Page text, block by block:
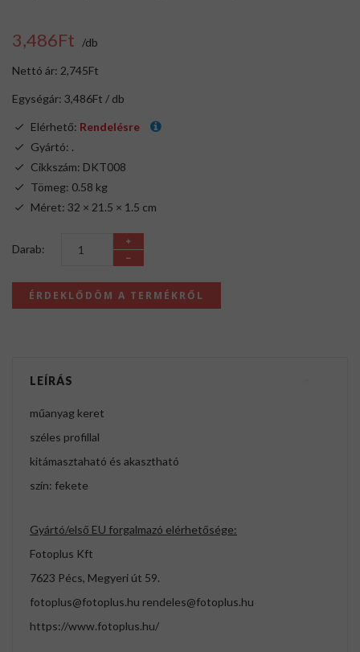
3,486Ft /db
Nettó ár: 2,745Ft
Egységár: 3,486Ft / db
Elérhető: Rendelésre
Gyártó: .
Cikkszám: DKT008
Tömeg: 0.58 kg
Méret: 32 × 21.5 × 1.5 cm
Darab:
ÉRDEKLŐDÖM A TERMÉKRŐL
LEÍRÁS
műanyag keret
széles profillal
kitámasztaható és akasztható
szín: fekete
Gyártó/első EU forgalmazó elérhetősége:
Fotoplus Kft
7623 Pécs, Megyeri út 59.
fotoplus@fotoplus.hu rendeles@fotoplus.hu
https://www.fotoplus.hu/